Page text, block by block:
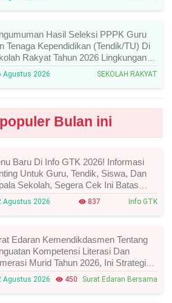
Hasil Seleksi PPPK Guru
Tenaga Kependidikan (Tendik/TU) Di
Rakyat Tahun 2026 Lingkungan
Sosial RI, Ini Daftar Nama
Yang Lolos!
Agustus 2026 SEKOLAH RAKYAT
Bulan ini
Baru Di Info GTK 2026! Informasi
Untuk Guru, Tendik, Siswa, Dan
Sekolah, Segera Cek Ini Batas
Agustus 2026 837 Info GTK
Edaran Kemendikdasmen Tentang
Kompetensi Literasi Dan
Murid Tahun 2026, Ini Strategi
Alurnya
Agustus 2026 450 Surat Edaran Bersama